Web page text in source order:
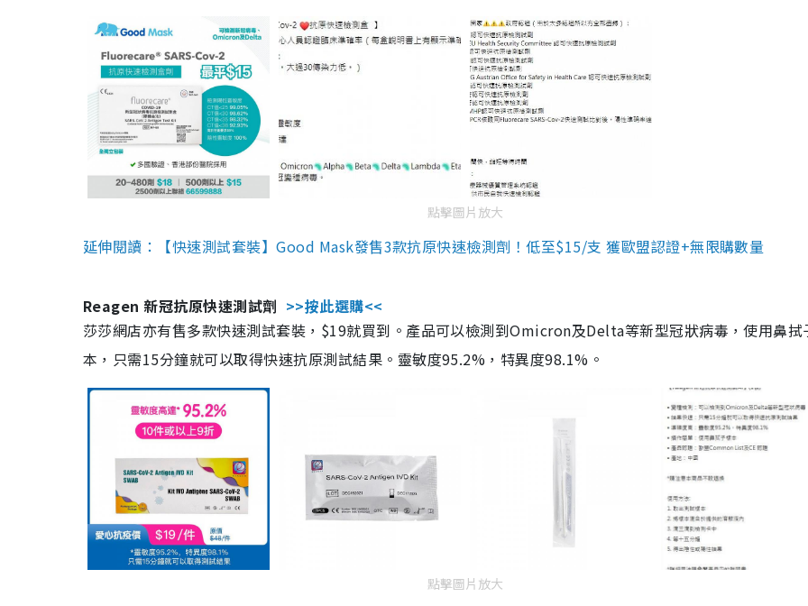
點擊圖片放大
延伸閱讀：【快速測試套裝】Good Mask發售3款抗原快速檢測劑！低至$15/支 獲歐盟認證+無限購數量
Reagen 新冠抗原快速測試劑 >>按此選購<<
莎莎網店亦有售多款快速測試套裝，$19就買到。產品可以檢測到Omicron及Delta等新型冠狀病毒，使用鼻拭
本，只需15分鐘就可以取得快速抗原測試結果。靈敏度95.2%，特異度98.1%。
點擊圖片放大